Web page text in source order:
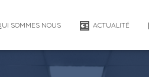
SOMMES NOUS ACTUALITÉ